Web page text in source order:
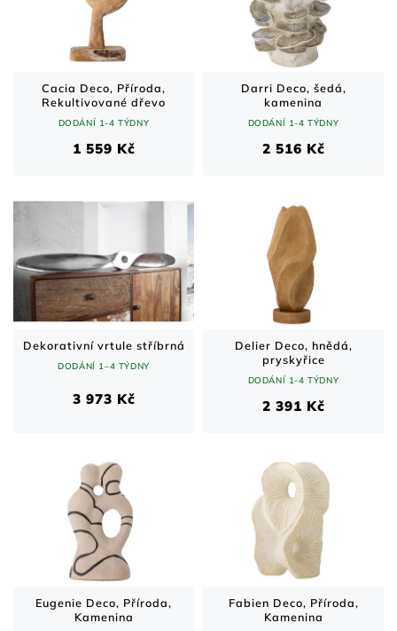
Cacia Deco, Příroda,
Rekultivované dřevo
DODÁNÍ 1-4 TÝDNY
1 559 Kč
Darri Deco, šedá,
kamenina
DODÁNÍ 1-4 TÝDNY
2 516 Kč
Dekorativní vrtule stříbrná
DODÁNÍ 1–4 TÝDNY
3 973 Kč
Delier Deco, hnědá,
pryskyřice
DODÁNÍ 1-4 TÝDNY
2 391 Kč
Eugenie Deco, Příroda,
Kamenina
Fabien Deco, Příroda,
Kamenina